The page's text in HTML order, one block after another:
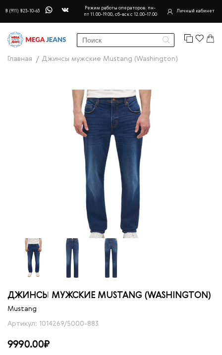
8 (911) 823-10-63
Режим работы операторов: пн-
пт 11.00-19.00, сб-вск с 12.00-17.00
Личный кабинет
Главная Джинсы мужские Mustang (Washington)
ДЖИНСЫ МУЖСКИЕ MUSTANG (WASHINGTON)
Mustang
Артикул: 1014269/5000-883
9990.00₽